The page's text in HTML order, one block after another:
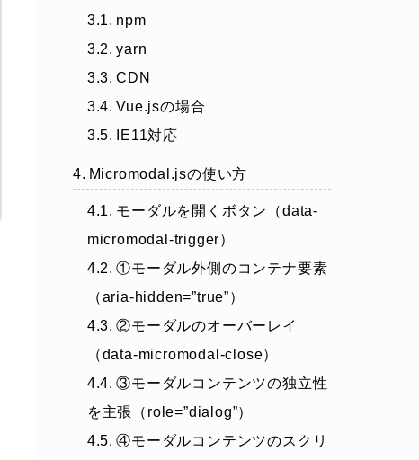
npm
yarn
CDN
Vue.jsの場合
IE11対応
Micromodal.jsの使い方
モーダルを開くボタン（data-
micromodal-trigger）
①モーダル外側のコンテナ要素
（aria-hidden=”true”）
②モーダルのオーバーレイ
（data-micromodal-close）
③モーダルコンテンツの独立性
を主張（role=”dialog”）
④モーダルコンテンツのスクリ